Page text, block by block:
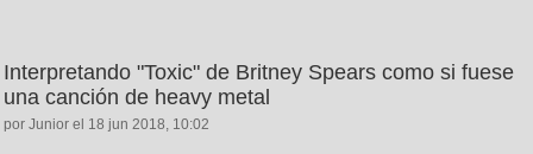
Interpretando "Toxic" de Britney Spears como si fuese
una canción de heavy metal
por Junior el 18 jun 2018, 10:02